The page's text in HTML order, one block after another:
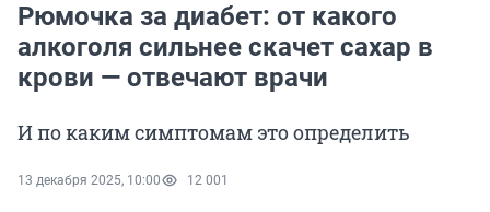
Рюмочка за диабет: от какого
алкоголя сильнее скачет сахар в
крови — отвечают врачи
И по каким симптомам это определить
13 декабря 2025, 10:00 12 001